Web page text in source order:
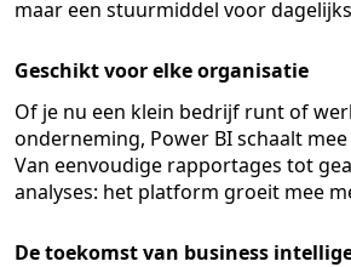
maar een stuurmiddel voor
Geschikt voor elke organisatie
Of je nu een klein bedrijf runt of
onderneming, Power BI schaalt
Van eenvoudige rapportages tot
analyses: het platform groeit mee
De toekomst van business